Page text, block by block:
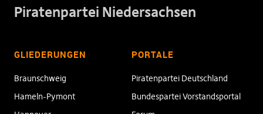
Piratenpartei Niedersachsen
GLIEDERUNGEN
Braunschweig
Hameln-Pymont
PORTALE
Piratenpartei Deutschland
Bundespartei Vorstandsportal